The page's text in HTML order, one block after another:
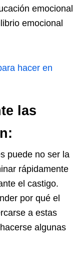
emocional
emocional
hacer en
las
puede no ser la
rápidamente
el castigo.
por qué el
a estas
algunas